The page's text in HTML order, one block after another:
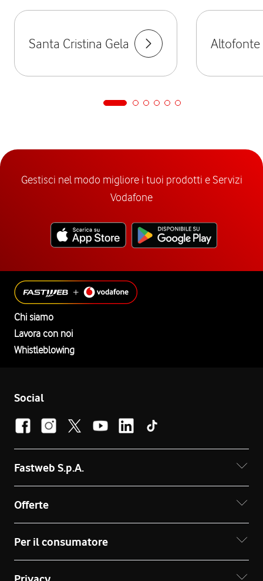
Santa Cristina Gela Altofonte
Gestisci nel modo migliore i tuoi prodotti e Servizi
Vodafone
Chi siamo
Lavora con noi
Whistleblowing
Social
Fastweb S.p.A.
Offerte
Per il consumatore